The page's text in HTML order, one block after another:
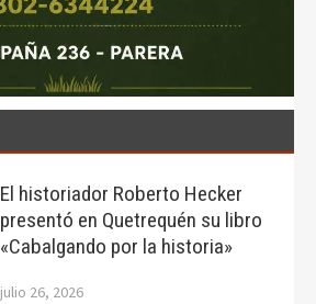
El historiador Roberto Hecker
presentó en Quetrequén su libro
«Cabalgando por la historia»
julio 26, 2026